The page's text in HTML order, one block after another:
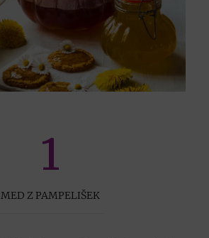
1
MED Z PAMPELIŠEK